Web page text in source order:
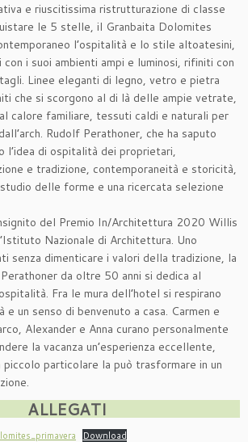
e riuscitissima ristrutturazione di classe
le 5 stelle, il Granbaita Dolomites
l’ospitalità e lo stile altoatesini,
i suoi ambienti ampi e luminosi, rifiniti con
Linee eleganti di legno, vetro e pietra
che si scorgono al di là delle ampie vetrate,
calore familiare, tessuti caldi e naturali per
Rudolf Perathoner, che ha saputo
l’idea di ospitalità dei proprietari,
e tradizione, contemporaneità e storicità,
delle forme e una ricercata selezione
del Premio In/Architettura 2020 Willis
Nazionale di Architettura. Uno
senza dimenticare i valori della tradizione, la
da oltre 50 anni si dedica al
Fra le mura dell’hotel si respirano
un senso di benvenuto a casa. Carmen e
Alexander e Anna curano personalmente
la vacanza un’esperienza eccellente,
piccolo particolare la può trasformare in un
ALLEGATI
Download